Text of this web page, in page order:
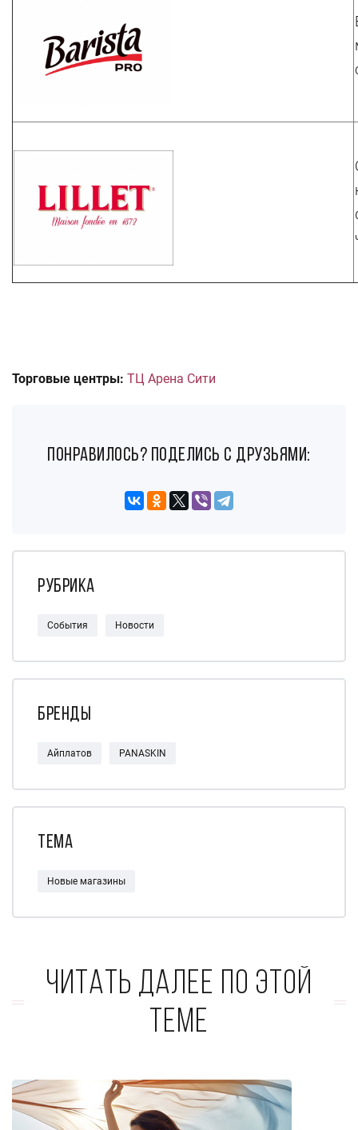
Торговые центры: ТЦ Арена Сити
понравилось? поделись с друзьями:
Рубрика
События Новости
Бренды
Айплатов PANASKIN
Тема
Новые магазины
Читать далее по этой
теме